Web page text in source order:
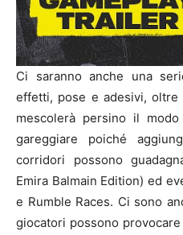
Ci saranno anche una
effetti, pose e adesivi, oltre
mescolerà persino il
gareggiare poiché
corridori possono
Emira Balmain Edition) ed
e Rumble Races. Ci sono
giocatori possono